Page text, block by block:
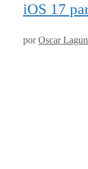
iOS 17
porOscar